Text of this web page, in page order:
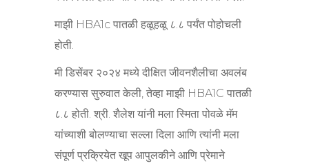
माझी HBA1c पातळी हळूहळू ८.८ पर्यंत पोहोचली
होती.
मी डिसेंबर २०२४ मध्ये दीक्षित जीवनशैलीचा अवलंब
करण्यास सुरुवात केली, तेव्हा माझी HBA1C पातळी
८.८ होती. श्री. शैलेश यांनी मला स्मिता पोवळे मॅम
यांच्याशी बोलण्याचा सल्ला दिला आणि त्यांनी मला
संपूर्ण प्रक्रियेत खूप आपुलकीने आणि प्रेमाने